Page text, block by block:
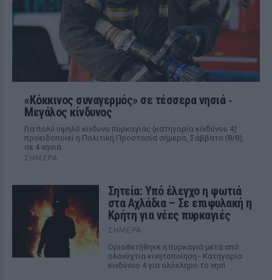
«Κόκκινος συναγερμός» σε τέσσερα νησιά ‑
Μεγάλος κίνδυνος
Για πολύ υψηλό κίνδυνο πυρκαγιάς (κατηγορία κινδύνου 4)
προειδοποιεί η Πολιτική Προστασία σήμερα, Σάββατο (8/8),
σε 4 νησιά.
ΣΉΜΕΡΑ
Σητεία: Υπό έλεγχο η φωτιά
στα Αχλάδια – Σε επιφυλακή η
Κρήτη για νέες πυρκαγιές
ΣΉΜΕΡΑ
Οριοθετήθηκε η πυρκαγιά μετά από
ολονύχτια κινητοποίηση - Κατηγορία
κινδύνου 4 για ολόκληρο το νησί